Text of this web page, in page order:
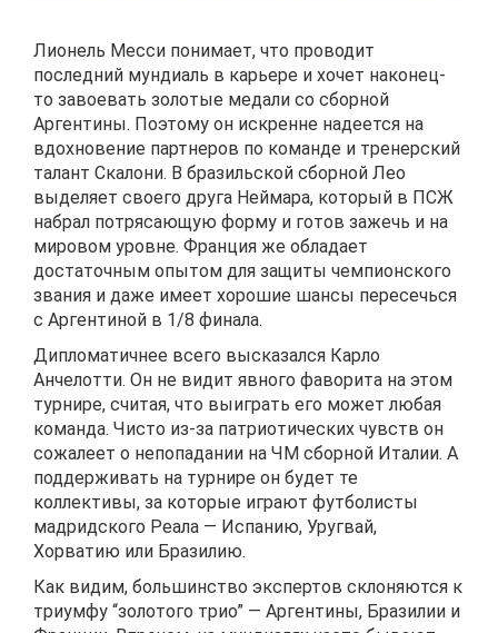
Лионель Месси понимает, что проводит
последний мундиаль в карьере и хочет наконец-
то завоевать золотые медали со сборной
Аргентины. Поэтому он искренне надеется на
вдохновение партнеров по команде и тренерский
талант Скалони. В бразильской сборной Лео
выделяет своего друга Неймара, который в ПСЖ
набрал потрясающую форму и готов зажечь и на
мировом уровне. Франция же обладает
достаточным опытом для защиты чемпионского
звания и даже имеет хорошие шансы пересечься
с Аргентиной в 1/8 финала.
Дипломатичнее всего высказался Карло
Анчелотти. Он не видит явного фаворита на этом
турнире, считая, что выиграть его может любая
команда. Чисто из-за патриотических чувств он
сожалеет о непопадании на ЧМ сборной Италии. А
поддерживать на турнире он будет те
коллективы, за которые играют футболисты
мадридского Реала — Испанию, Уругвай,
Хорватию или Бразилию.
Как видим, большинство экспертов склоняются к
триумфу “золотого трио” — Аргентины, Бразилии и